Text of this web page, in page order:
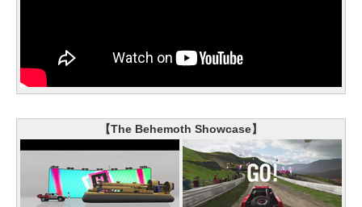
【The Behemoth Showcase】